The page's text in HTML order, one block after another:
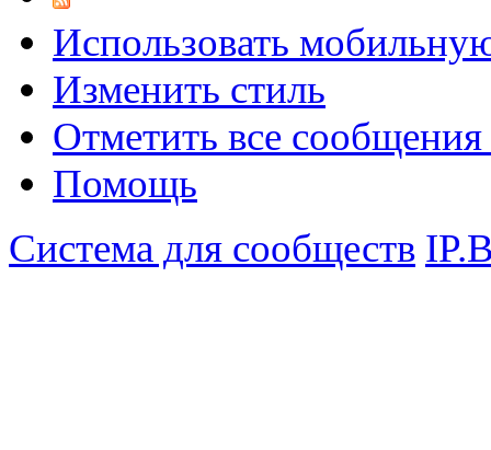
Использовать
Изменить стиль
Отметить все
Помощь
Система для сообществ